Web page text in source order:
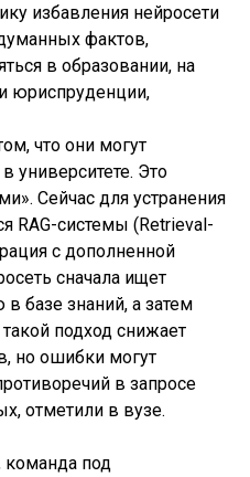
избавления нейросети
фактов,
в образовании, на
юриспруденции,
что они могут
университете. Это
Сейчас для устранения
RAG-системы (Retrieval-
с дополненной
сначала ищет
базе знаний, а затем
подход снижает
но ошибки могут
в запросе
отметили в вузе.
команда под